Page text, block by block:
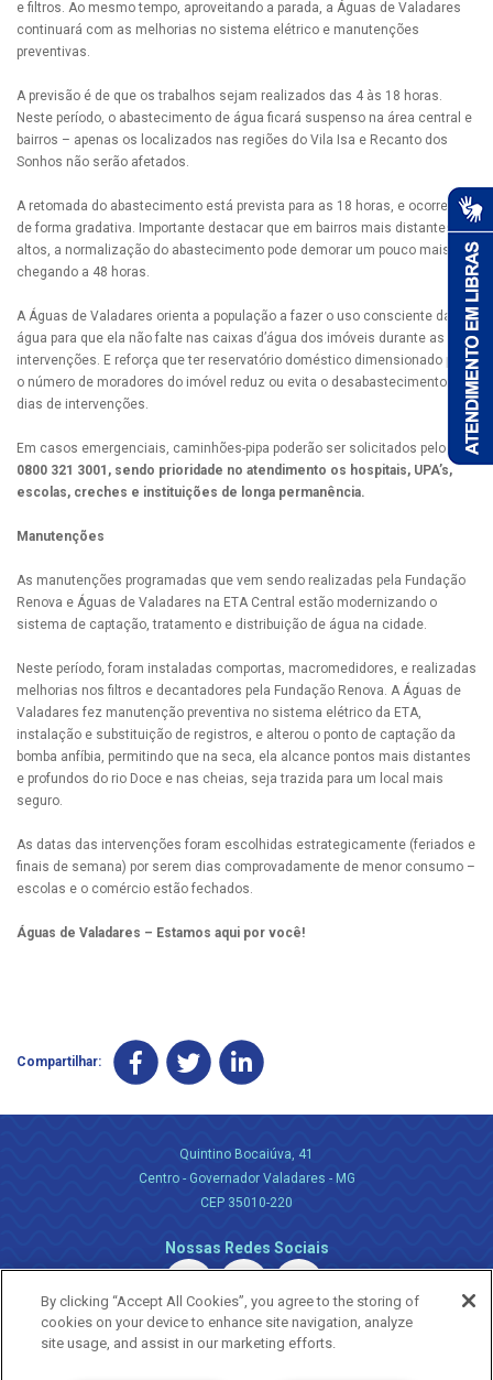
e filtros. Ao mesmo tempo, aproveitando a parada, a Águas de Valadares
continuará com as melhorias no sistema elétrico e manutenções
preventivas.
A previsão é de que os trabalhos sejam realizados das 4 às 18 horas.
Neste período, o abastecimento de água ficará suspenso na área central e
bairros – apenas os localizados nas regiões do Vila Isa e Recanto dos
Sonhos não serão afetados.
A retomada do abastecimento está prevista para as 18 horas, e ocorrerá
de forma gradativa. Importante destacar que em bairros mais distantes e
altos, a normalização do abastecimento pode demorar um pouco mais,
chegando a 48 horas.
A Águas de Valadares orienta a população a fazer o uso consciente da
água para que ela não falte nas caixas d’água dos imóveis durante as
intervenções. E reforça que ter reservatório doméstico dimensionado para
o número de moradores do imóvel reduz ou evita o desabastecimento em
dias de intervenções.
Em casos emergenciais, caminhões-pipa poderão ser solicitados pelo
0800 321 3001, sendo prioridade no atendimento os hospitais, UPA’s,
escolas, creches e instituições de longa permanência.
Manutenções
As manutenções programadas que vem sendo realizadas pela Fundação
Renova e Águas de Valadares na ETA Central estão modernizando o
sistema de captação, tratamento e distribuição de água na cidade.
Neste período, foram instaladas comportas, macromedidores, e realizadas
melhorias nos filtros e decantadores pela Fundação Renova. A Águas de
Valadares fez manutenção preventiva no sistema elétrico da ETA,
instalação e substituição de registros, e alterou o ponto de captação da
bomba anfíbia, permitindo que na seca, ela alcance pontos mais distantes
e profundos do rio Doce e nas cheias, seja trazida para um local mais
seguro.
As datas das intervenções foram escolhidas estrategicamente (feriados e
finais de semana) por serem dias comprovadamente de menor consumo –
escolas e o comércio estão fechados.
Águas de Valadares – Estamos aqui por você!
Compartilhar:
Quintino Bocaiúva, 41
Centro - Governador Valadares - MG
CEP 35010-220
Nossas Redes Sociais
By clicking “Accept All Cookies”, you agree to the storing of
cookies on your device to enhance site navigation, analyze
site usage, and assist in our marketing efforts.